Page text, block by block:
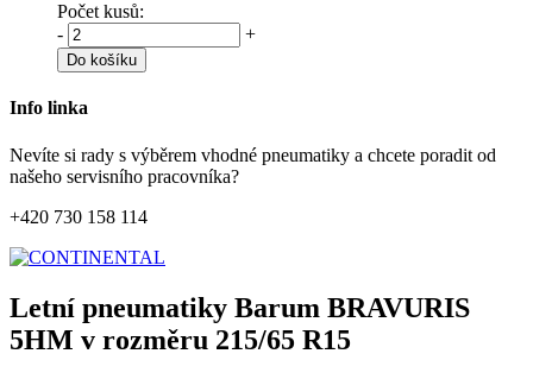
Počet kusů:
-
+
Do košíku
Info linka
Nevíte si rady s výběrem vhodné pneumatiky a chcete poradit od
našeho servisního pracovníka?
+420 730 158 114
Letní pneumatiky Barum BRAVURIS
5HM v rozměru 215/65 R15